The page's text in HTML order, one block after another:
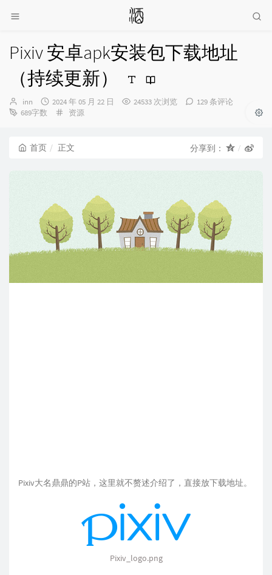
Pixiv 安卓apk安装包下载地址
（持续更新）
博
主：
inn
发
布
2024 年 05 月 22 日 24533 次浏览
129 条评论
689字数
分
资源
首页 正文 分享到：
Pixiv大名鼎鼎的P站，这里就不赘述介绍了，直接放下载地址。
Pixiv_logo.png